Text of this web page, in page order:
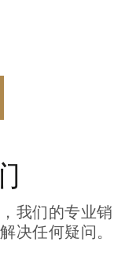
我们的专业销
决任何疑问。